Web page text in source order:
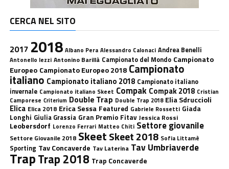
CERCA NEL SITO
2017 2018 Albano Pera Alessandro Calonaci Andrea Benelli
Antonello Iezzi Antonino Barillà Campionato del Mondo Campionato
Europeo Campionato Europeo 2018 Campionato
italiano Campionato italiano 2018 Campionato italiano
invernale Campionato italiano Skeet Compak Compak 2018 Cristian
Camporese Criterium Double Trap Double Trap 2018 Elia Sdruccioli
Elica Elica 2018 Erica Sessa Featured Gabriele Rossetti Giada
Longhi Giulia Grassia Gran Premio Fitav Jessica Rossi
Leobersdorf Lorenzo Ferrari Matteo Chiti Settore giovanile
Settore Giovanile 2018 SkeetSkeet 2018 Sofia Littamè
Sporting Tav Concaverde Tav Laterina Tav Umbriaverde
TrapTrap 2018 Trap Concaverde